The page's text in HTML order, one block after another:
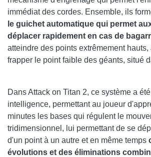
immédiat des cordes. Ensemble, ils
le guichet automatique qui permet
déplacer rapidement en cas de
atteindre des points extrêmement
frapper le point faible des géants, situé
Dans Attack on Titan 2, ce système a
intelligence, permettant au joueur
minutes les bases qui régulent le
tridimensionnel, lui permettant de se
d'un point à un autre et en même temps
évolutions et des éliminations